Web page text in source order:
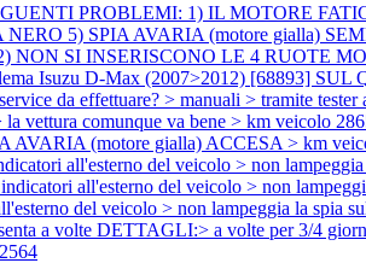
PROBLEMI: 1) IL MOTORE
5) SPIA AVARIA (motore gialla)
SI INSERISCONO LE 4 RUOTE
Isuzu D-Max (2007>2012) [68893]
da effettuare? > manuali > tramite
vettura comunque va bene > km veicolo
(motore gialla) ACCESA > km
all'esterno del veicolo > non
all'esterno del veicolo > non
del veicolo > non lampeggia la spia
a volte DETTAGLI:> a volte per 3/4